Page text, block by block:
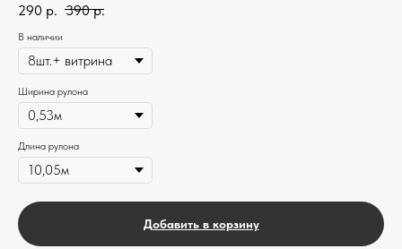
290 р. 390 р.
В наличии
Ширина рулона
Длина рулона
Добавить в корзину